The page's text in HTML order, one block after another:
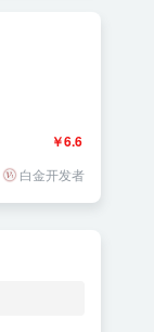
￥6.6
白金开发者